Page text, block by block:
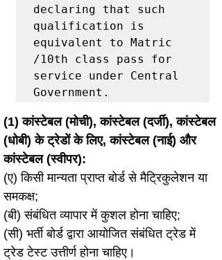
declaring that such
qualification is
equivalent to Matric
/10th class pass for
service under Central
Government.
(1) कांस्टेबल (मोची), कांस्टेबल (दर्जी), कांस्टेबल
(धोबी) के ट्रेडों के लिए, कांस्टेबल (नाई) और
कांस्टेबल (स्वीपर):
(ए) किसी मान्यता प्राप्त बोर्ड से मैट्रिकुलेशन या
समकक्ष;
(बी) संबंधित व्यापार में कुशल होना चाहिए;
(सी) भर्ती बोर्ड द्वारा आयोजित संबंधित ट्रेड में
ट्रेड टेस्ट उत्तीर्ण होना चाहिए।